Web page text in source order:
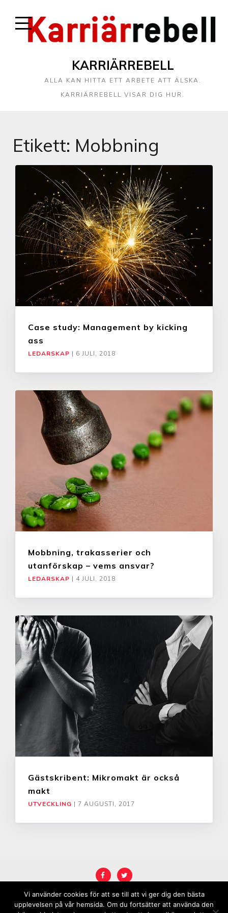
KARRIÄRREBELL
ALLA KAN HITTA ETT ARBETE ATT ÄLSKA.
KARRIÄRREBELL VISAR DIG HUR.
Etikett: Mobbning
Case study: Management by kicking
ass
LEDARSKAP | 6 JULI, 2018
Mobbning, trakasserier och
utanförskap – vems ansvar?
LEDARSKAP | 4 JULI, 2018
Gästskribent: Mikromakt är också
makt
UTVECKLING | 7 AUGUSTI, 2017
COPYRIGHT © 2026 KARRIÄRREBELL.
Vi använder cookies för att se till att vi ger dig den bästa
upplevelsen på vår hemsida. Om du fortsätter att använda den